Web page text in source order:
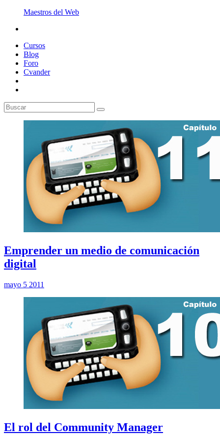
Maestros del Web
Cursos
Blog
Foro
Cvander
Emprender un medio de comunicación
digital
mayo 5 2011
El rol del Community Manager